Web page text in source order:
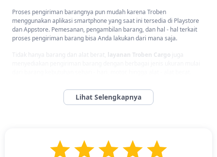
Proses pengiriman barangnya pun mudah karena Troben
menggunakan aplikasi smartphone yang saat ini tersedia di Playstore
dan Appstore. Pemesanan, pengambilan barang, dan hal - hal terkait
proses pengiriman barang bisa Anda lakukan dari mana saja.
Tidak hanya barang dan alat berat, layanan Troben Cargo juga
Ekspedisi Bandung Kendari dari Troben
hadir sebagai solusi terbaik
pengiriman barang dari Bandung ke Kendari
dengan ongkir paling